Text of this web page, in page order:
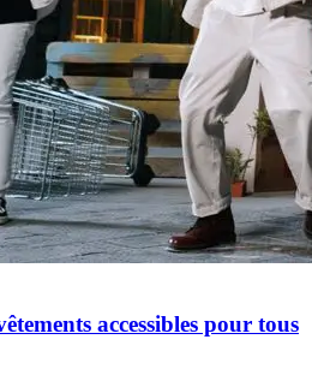
accessibles pour tous